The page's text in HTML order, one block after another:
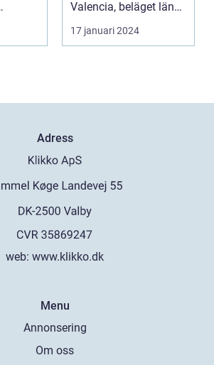
Valencia, beläget längs
Sp...
17 januari 2024
Adress
web: www.klikko.dk
Menu
Annonsering
Om oss